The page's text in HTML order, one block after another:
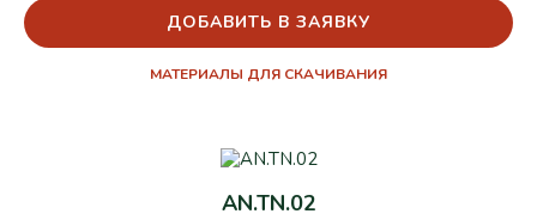
ДОБАВИТЬ В ЗАЯВКУ
МАТЕРИАЛЫ ДЛЯ СКАЧИВАНИЯ
AN.TN.02